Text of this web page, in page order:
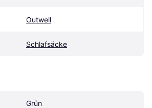
Outwell
Schlafsäcke
Grün